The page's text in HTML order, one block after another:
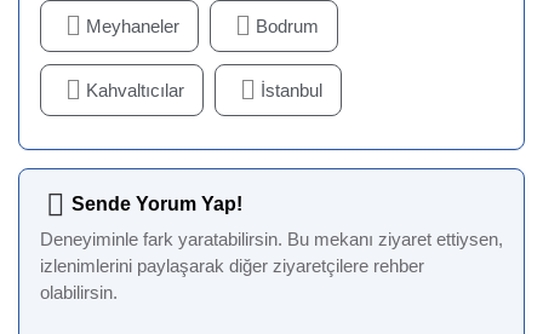
Meyhaneler Bodrum
Kahvaltıcılar İstanbul
Sende Yorum Yap!
Deneyiminle fark yaratabilirsin. Bu mekanı ziyaret ettiysen,
izlenimlerini paylaşarak diğer ziyaretçilere rehber
olabilirsin.